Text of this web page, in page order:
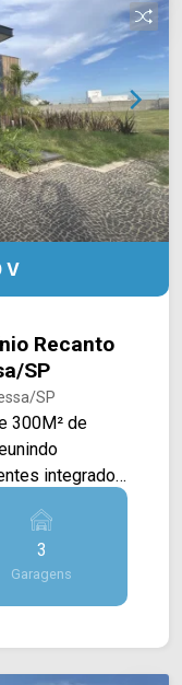
V
Recanto
SP
SP
300M² de
integrados
para quem
de vida.
ampla sala de
e perfeito
3
Garagens